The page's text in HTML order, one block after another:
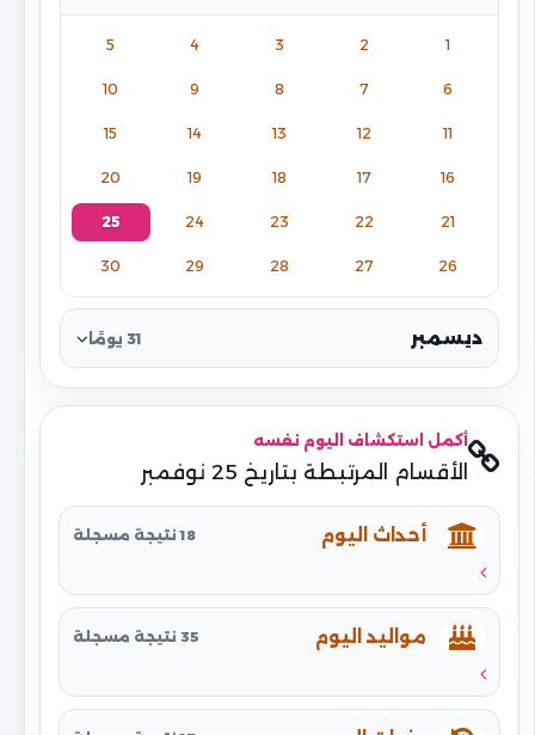
1
2
3
4
5
6
7
8
9
10
11
12
13
14
15
16
17
18
19
20
21
22
23
24
25
26
27
28
29
30
ديسمبر 31 يومًا
أكمل استكشاف اليوم نفسه
الأقسام المرتبطة بتاريخ 25 نوفمبر
أحداث اليوم 18 نتيجة مسجلة
مواليد اليوم 35 نتيجة مسجلة